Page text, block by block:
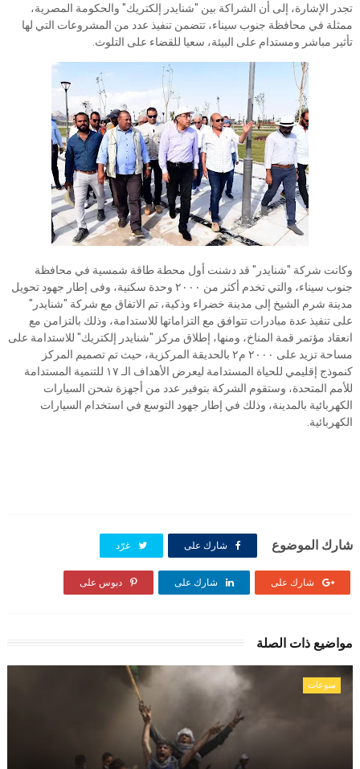
تجدر الإشارة، إلى أن الشراكة بين "شنايدر إلكتريك" والحكومة المصرية،
ممثلة في محافظة جنوب سيناء، تتضمن تنفيذ عدد من المشروعات التي لها
تأثير مباشر ومستدام على البيئة، سعيا للقضاء على التلوث.
وكانت شركة "شنايدر" قد دشنت أول محطة طاقة شمسية في محافظة
جنوب سيناء، والتي تخدم أكثر من ٢٠٠٠ وحدة سكنية، وفى إطار جهود تحويل
مدينة شرم الشيخ إلى مدينة خضراء وذكية، تم الاتفاق مع شركة "شنايدر"
على تنفيذ عدة مبادرات تتوافق مع التزاماتها للاستدامة، وذلك بالتزامن مع
انعقاد مؤتمر قمة المناخ، ومنها، إطلاق مركز "شنايدر إلكتريك" للاستدامة على
مساحة تزيد على ٢٠٠٠ م٢ بالحديقة المركزية، حيث تم تصميم المركز
كنموذج إقليمي للحياة المستدامة ليعرض الأهداف الـ ١٧ للتنمية المستدامة
للأمم المتحدة، وستقوم الشركة بتوفير عدد من أجهزة شحن السيارات
الكهربائية بالمدينة، وذلك في إطار جهود التوسع في استخدام السيارات
الكهربائية.
شارك الموضوع شارك على غرّد
شارك على شارك على دبوس على
مواضيع ذات الصلة
منوعات